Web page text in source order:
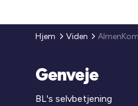
Hjem Viden
Genveje
BL's selvbetjening